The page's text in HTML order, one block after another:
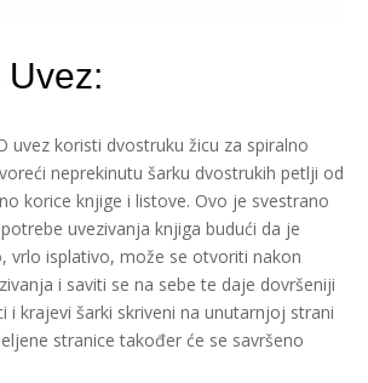
Uvez:
uvez koristi dvostruku žicu za spiralno
neprekinutu šarku dvostrukih petlji od
korice knjige i listove. Ovo je svestrano
uvezivanja knjiga budući da je
vrlo isplativo, može se otvoriti nakon
i saviti se na sebe te daje dovršeniji
i krajevi šarki skriveni na unutarnjoj strani
stranice također će se savršeno